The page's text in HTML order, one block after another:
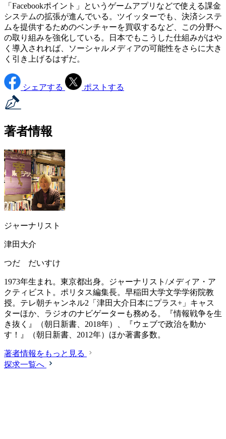
「Facebookポイント」というゲームアプリなどで使える課金
システムの拡張が進んでいる。ツイッターでも、決済システ
ムを提供するためのベンチャーを買収するなど、この分野へ
の取り組みを強化している。日本でもこうした仕組みがはや
く導入されれば、ソーシャルメディアの可能性をさらに大き
く引き上げるはずだ。
シェアする ポストする
著者情報
ジャーナリスト
津田大介
つだ だいすけ
1973年生まれ。東京都出身。ジャーナリスト/メディア・ア
クティビスト。ポリタス編集長。早稲田大学文学学術院教
授。テレ朝チャンネル2「津田大介日本にプラス+」キャス
ターほか、ラジオのナビゲーターも務める。『情報戦争を生
き抜く』（朝日新書、2018年）、『ウェブで政治を動か
す！』（朝日新書、2012年）ほか著書多数。
著者情報をもっと見る
探求一覧へ